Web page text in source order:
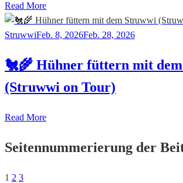
Read More
StruwwiFeb. 8, 2026Feb. 28, 2026
🐔🌾 Hühner füttern mit
(Struwwi on Tour)
Read More
Seitennummerierung der
1 2 3